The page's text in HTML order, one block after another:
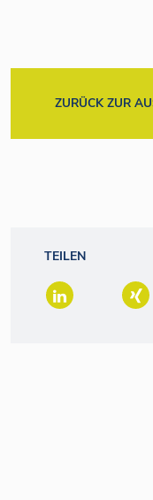
ZURÜCK ZUR
TEILEN